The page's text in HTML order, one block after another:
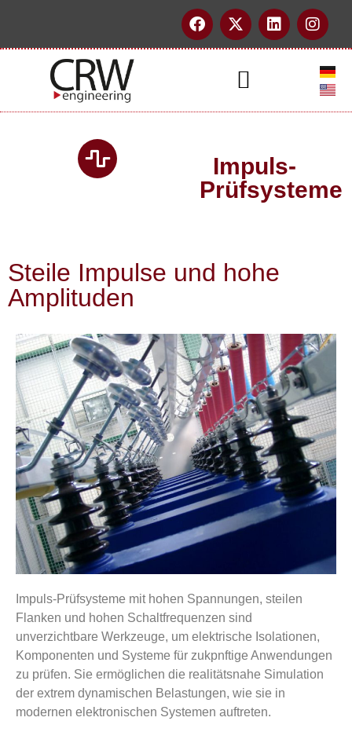
Impuls-
Prüfsysteme
Steile Impulse und hohe
Amplituden
Impuls-Prüfsysteme mit hohen Spannungen, steilen
Flanken und hohen Schaltfrequenzen sind
unverzichtbare Werkzeuge, um elektrische Isolationen,
Komponenten und Systeme für zukpnftige Anwendungen
zu prüfen. Sie ermöglichen die realitätsnahe Simulation
der extrem dynamischen Belastungen, wie sie in
modernen elektronischen Systemen auftreten.